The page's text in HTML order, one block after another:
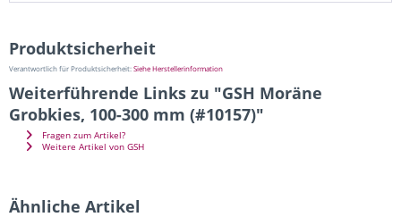
Produktsicherheit
Verantwortlich für Produktsicherheit:Siehe Herstellerinformation
Weiterführende Links zu "GSH Moräne
Grobkies, 100-300 mm (#10157)"
Fragen zum Artikel?
Weitere Artikel von GSH
Ähnliche Artikel